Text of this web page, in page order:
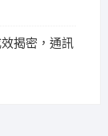
揭密，通訊